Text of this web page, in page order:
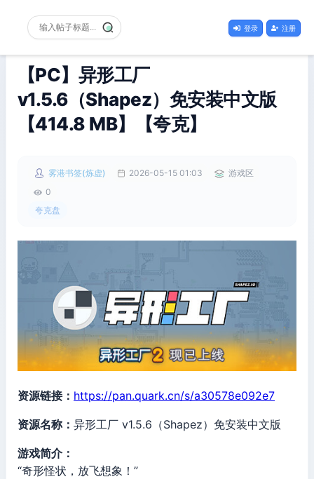
登录 注册
【PC】异形工厂
v1.5.6（Shapez）免安装中文版
【414.8 MB】【夸克】
雾港书签(炼虚) 2026-05-15 01:03
游戏区
0
夸克盘
资源链接： https://pan.quark.cn/s/a30578e092e7
资源名称： 异形工厂 v1.5.6（Shapez）免安装中文版
游戏简介：
“奇形怪状，放飞想象！”